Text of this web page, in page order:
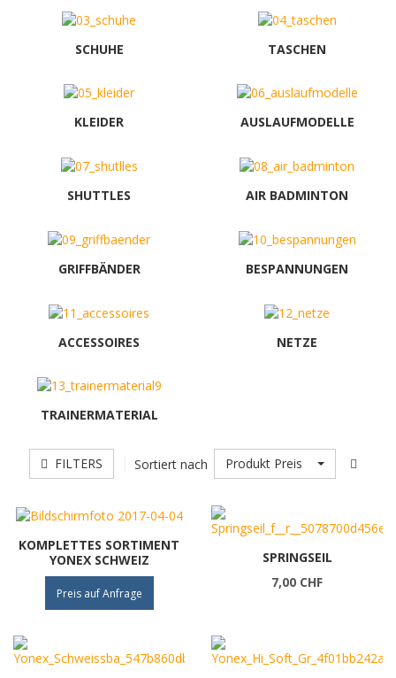
SCHUHE TASCHEN
KLEIDER AUSLAUFMODELLE
SHUTTLES AIR BADMINTON
GRIFFBÄNDER BESPANNUNGEN
ACCESSOIRES NETZE
TRAINERMATERIAL
FILTERS Sortiert nach Produkt Preis
KOMPLETTES SORTIMENT
YONEX SCHWEIZ
Preis auf Anfrage
SPRINGSEIL
7,00 CHF